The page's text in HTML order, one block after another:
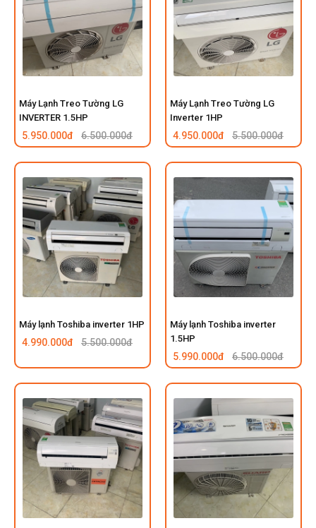
Máy Lạnh Treo Tường LG
INVERTER 1.5HP
5.950.000đ 6.500.000đ
Máy Lạnh Treo Tường LG
Inverter 1HP
4.950.000đ 5.500.000đ
Máy lạnh Toshiba inverter 1HP
4.990.000đ 5.500.000đ
Máy lạnh Toshiba inverter
1.5HP
5.990.000đ 6.500.000đ